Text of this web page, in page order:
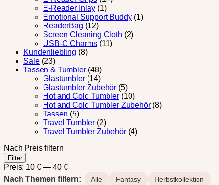
E-Reader Inlay (1)
Emotional Support Buddy (1)
ReaderBag (12)
Screen Cleaning Cloth (2)
USB-C Charms (11)
Kundenliebling (8)
Sale (23)
Tassen & Tumbler (48)
Glastumbler (14)
Glastumbler Zubehör (5)
Hot and Cold Tumbler (10)
Hot and Cold Tumbler Zubehör (8)
Tassen (5)
Travel Tumbler (2)
Travel Tumbler Zubehör (4)
Nach Preis filtern
Min.
Preis
Max.
Preis
Filter
Preis: 10 € — 40 €
Nach Themen filtern:
Alle Fantasy
Herbstkollektion